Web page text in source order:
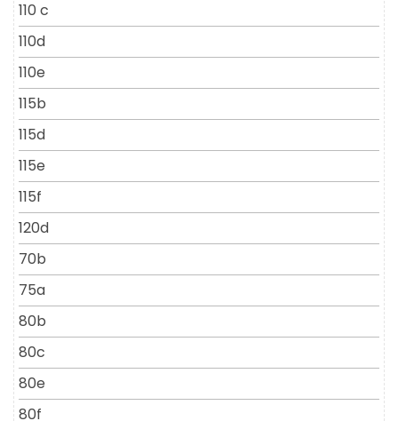
110 c
110d
110e
115b
115d
115e
115f
120d
70b
75a
80b
80c
80e
80f